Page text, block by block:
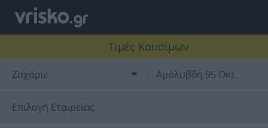
Τιμές Καυσίμων
Ζαχάρω Αμόλυβδη 95 Οκτ.
Επιλογή Εταιρείας